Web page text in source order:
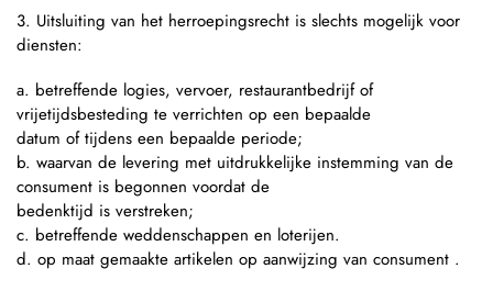
3. Uitsluiting van het herroepingsrecht is slechts mogelijk voor
diensten:
a. betreffende logies, vervoer, restaurantbedrijf of
vrijetijdsbesteding te verrichten op een bepaalde
datum of tijdens een bepaalde periode;
b. waarvan de levering met uitdrukkelijke instemming van de
consument is begonnen voordat de
bedenktijd is verstreken;
c. betreffende weddenschappen en loterijen.
d. op maat gemaakte artikelen op aanwijzing van consument .